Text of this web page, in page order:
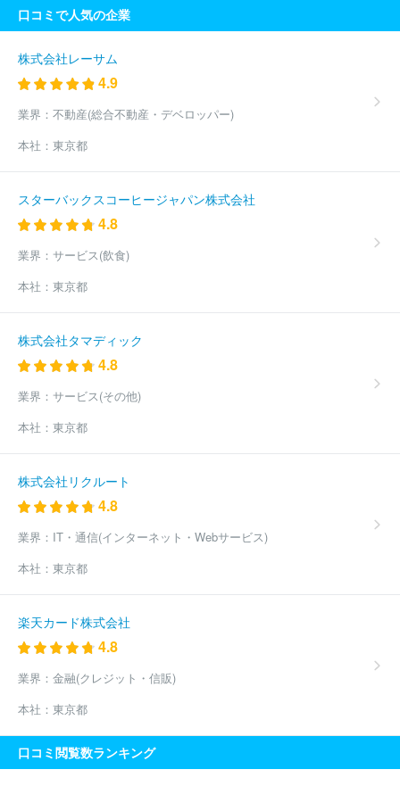
口コミで人気の企業
株式会社レーサム
4.9
業界： 不動産(総合不動産・デベロッパー)
本社： 東京都
スターバックスコーヒージャパン株式会社
4.8
業界： サービス(飲食)
本社： 東京都
株式会社タマディック
4.8
業界： サービス(その他)
本社： 東京都
株式会社リクルート
4.8
業界： IT・通信(インターネット・Webサービス)
本社： 東京都
楽天カード株式会社
4.8
業界： 金融(クレジット・信販)
本社： 東京都
口コミ閲覧数ランキング